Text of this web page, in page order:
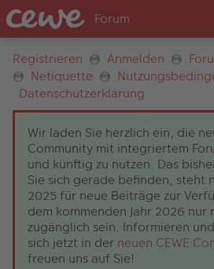
Registrieren Anmelden
Netiquette
Datenschutzerklärung
Wir laden Sie herzlich ein, die
Community mit integriertem
und künftig zu nutzen. Das
Sie sich gerade befinden, steht
2025 für neue Beiträge zur
dem kommenden Jahr 2026 nur
zugänglich sein. Informieren
sich jetzt in der neuen CEWE
freuen uns auf Sie!